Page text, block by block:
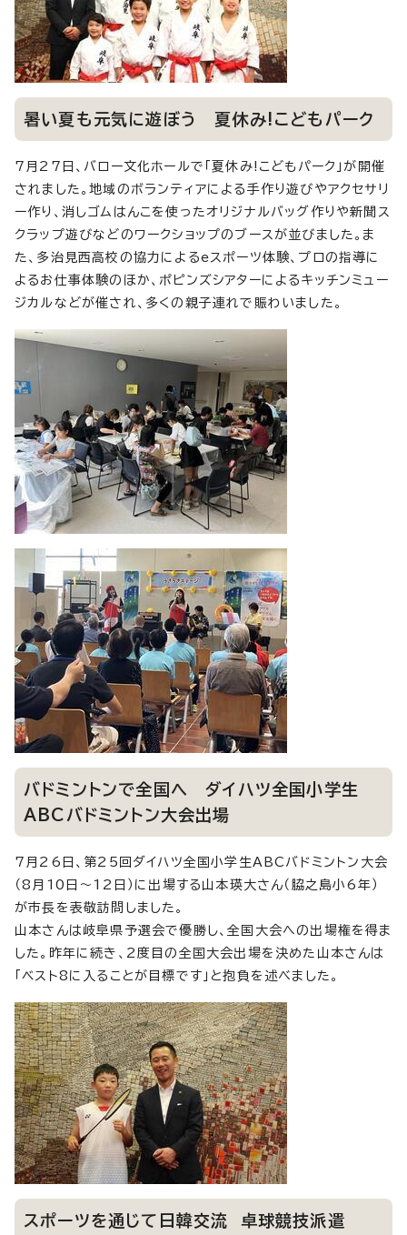
暑い夏も元気に遊ぼう 夏休み!こどもパーク
7月27日、バロー文化ホールで「夏休み!こどもパーク」が開催
されました。地域のボランティアによる手作り遊びやアクセサリ
ー作り、消しゴムはんこを使ったオリジナルバッグ作りや新聞ス
クラップ遊びなどのワークショップのブースが並びました。ま
た、多治見西高校の協力によるeスポーツ体験、プロの指導に
よるお仕事体験のほか、ポピンズシアターによるキッチンミュー
ジカルなどが催され、多くの親子連れで賑わいました。
バドミントンで全国へ ダイハツ全国小学生
ABCバドミントン大会出場
7月26日、第25回ダイハツ全国小学生ABCバドミントン大会
（8月10日～12日）に出場する山本瑛大さん（脇之島小6年）
が市長を表敬訪問しました。
山本さんは岐阜県予選会で優勝し、全国大会への出場権を得ま
した。昨年に続き、2度目の全国大会出場を決めた山本さんは
「ベスト8に入ることが目標です」と抱負を述べました。
スポーツを通じて日韓交流 卓球競技派遣